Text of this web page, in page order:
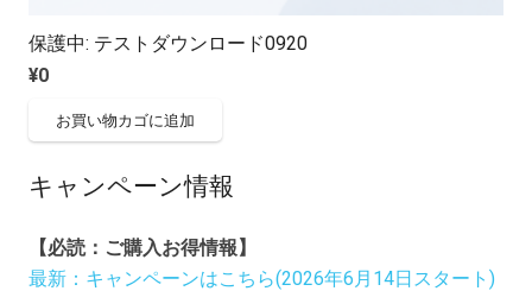
保護中: テストダウンロード0920
¥0
お買い物カゴに追加
キャンペーン情報
【必読：ご購入お得情報】
最新：キャンペーンはこちら(2026年6月14日スタート)